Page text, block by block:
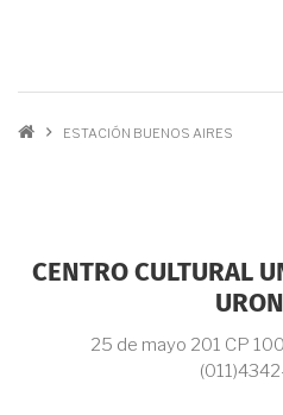
ENLACES
AYUDA A LA
ESTACIÓN BUENOS AIRES
CENTRO CULTURAL
25 de mayo 201 CP